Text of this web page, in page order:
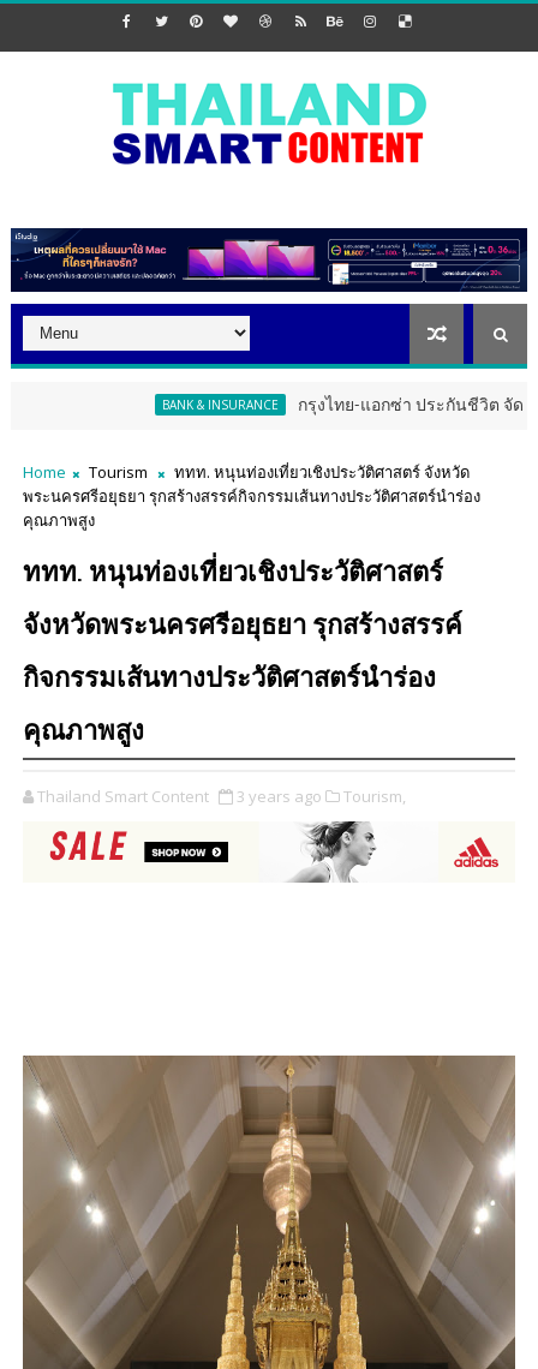
กรุงไทย-แอกซ่า ประกันชีวิต จัดงาน ERD
Home Tourism
ททท. หนุนท่องเที่ยวเชิงประวัติศาสตร์ จังหวัด
พระนครศรีอยุธยา รุกสร้างสรรค์กิจกรรมเส้นทางประวัติศาสตร์นำร่อง
คุณภาพสูง
ททท. หนุนท่องเที่ยวเชิงประวัติศาสตร์
จังหวัดพระนครศรีอยุธยา รุกสร้างสรรค์
กิจกรรมเส้นทางประวัติศาสตร์นำร่อง
คุณภาพสูง
Thailand Smart Content 3 years ago Tourism,